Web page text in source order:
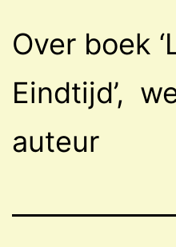
Over boek
Eindtijd’,
auteur